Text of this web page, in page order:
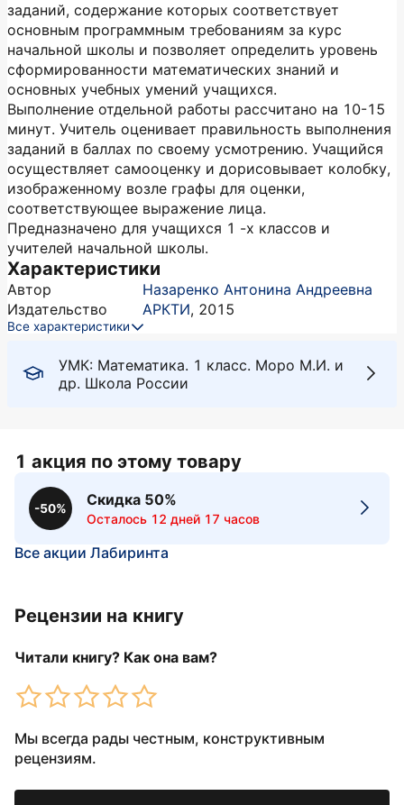
УМК: Математика. 1 класс. Моро М.И. и
др. Школа России
заданий, содержание которых соответствует
основным программным требованиям за курс
начальной школы и позволяет определить уровень
сформированности математических знаний и
основных учебных умений учащихся.
Выполнение отдельной работы рассчитано на 10-15
минут. Учитель оценивает правильность выполнения
заданий в баллах по своему усмотрению. Учащийся
осуществляет самооценку и дорисовывает колобку,
изображенному возле графы для оценки,
соответствующее выражение лица.
Предназначено для учащихся 1 -х классов и
учителей начальной школы.
Характеристики
Автор
Назаренко Антонина Андреевна
Издательство
АРКТИ, 2015
Все характеристики
1 акция по этому товару
-50%
Скидка 50%
Осталось 12 дней 17 часов
Все акции Лабиринта
Рецензии на книгу
Читали книгу? Как она вам?
Мы всегда рады честным, конструктивным
рецензиям.